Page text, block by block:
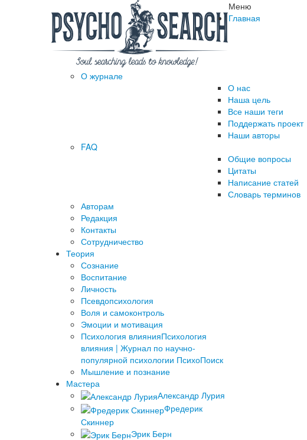
Меню
Главная
О журнале
О нас
Наша цель
Все наши теги
Поддержать проект
Наши авторы
FAQ
Общие вопросы
Цитаты
Написание статей
Словарь терминов
Авторам
Редакция
­Контакты
Сотрудничество
Теория
Сознание
Воспитание
Личность
Псевдопсихология
Воля и самоконтроль
Эмоции и мотивация
Психология влиянияПсихология
влияния | Журнал по научно-
популярной психологии ПсихоПоиск
Мышление и познание
Мастера
Александр Лурия
Фредерик
Скиннер
Эрик Берн